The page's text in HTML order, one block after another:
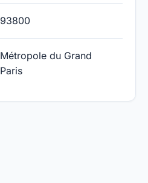
93800
Métropole du Grand
Paris